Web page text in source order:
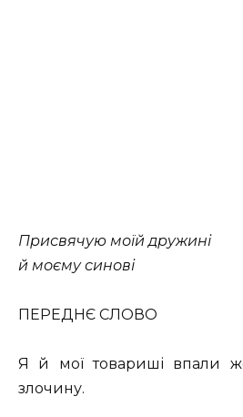
Присвячую моїй дружині
й моєму синові
ПЕРЕДНЄ СЛОВО
Я й мої товариші впали
злочину.